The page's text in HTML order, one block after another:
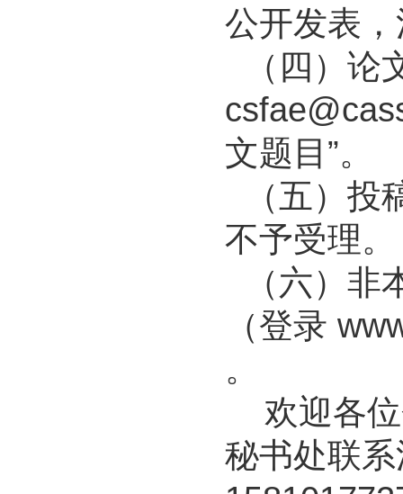
公开发表
（四）论
文题目”。
（五）投
不予受理。
（六）非
（登录
。
欢迎各位
秘书处联